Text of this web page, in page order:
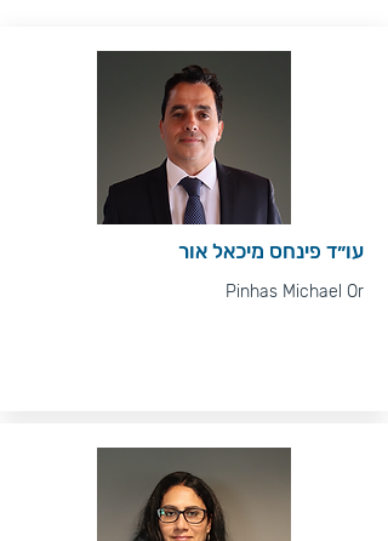
עו״ד פינחס מיכאל אור
Pinhas Michael Or